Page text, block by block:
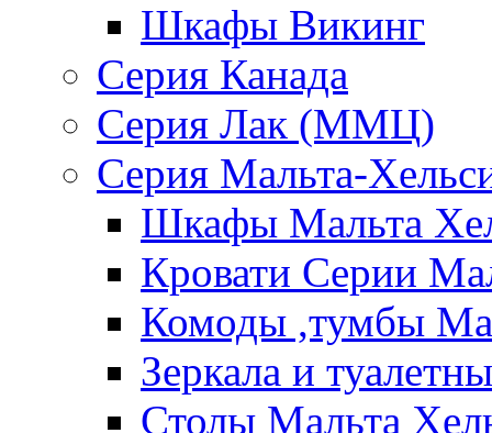
Шкафы Викинг
Серия Канада
Серия Лак (ММЦ)
Серия Мальта-
Шкафы Мальта
Кровати Серии
Комоды ,тумбы
Зеркала и
Столы Мальта